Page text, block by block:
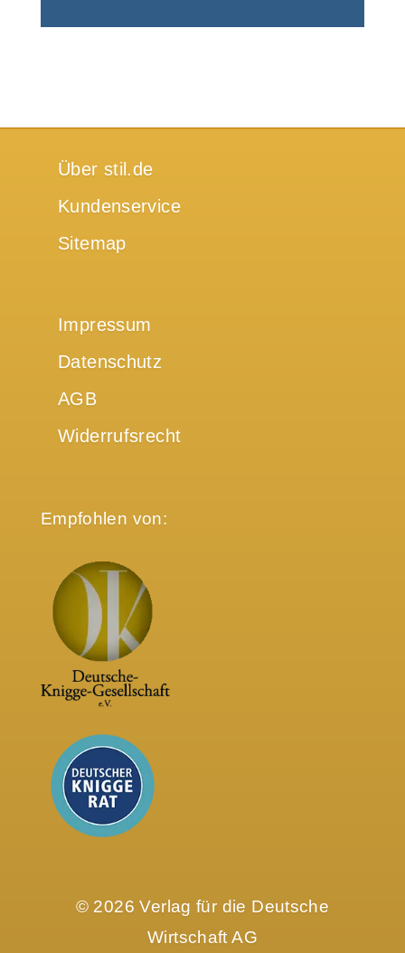
Über stil.de
Kundenservice
Sitemap
Impressum
Datenschutz
AGB
Widerrufsrecht
Empfohlen von:
© 2026 Verlag für die Deutsche
Wirtschaft AG